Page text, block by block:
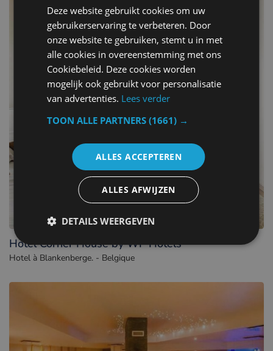
Hotel Corner House by WP Hotels
Hotel à Blankenberge. - Belgique
Deze website gebruikt cookies om uw
gebruikerservaring te verbeteren. Door
onze website te gebruiken, stemt u in met
alle cookies in overeenstemming met ons
Cookiebeleid. Deze cookies worden
mogelijk ook gebruikt voor personalisatie
van advertenties. Lees verder
TOON ALLE PARTNERS(1661) →
ALLES ACCEPTEREN
ALLES AFWIJZEN
DETAILS WEERGEVEN